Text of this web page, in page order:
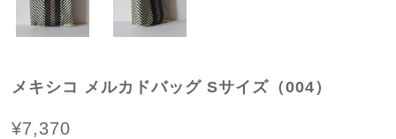
メキシコ メルカドバッグ Sサイズ（004）
¥7,370